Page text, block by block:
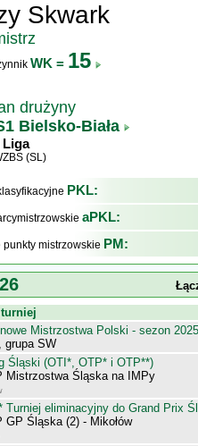
Skwark
WK = 15
drużyny
Bielsko-Biała
Liga
(SL)
PKL:
aPKL:
punkty mistrzowskie PM:
turniej
Mistrzostwa Polski - sezon
grupa SW
Śląski (OTI*, OTP* i OTP**)
Mistrzostwa Śląska na IMPy
Turniej eliminacyjny do Grand Prix
GP Śląska (2) - Mikołów